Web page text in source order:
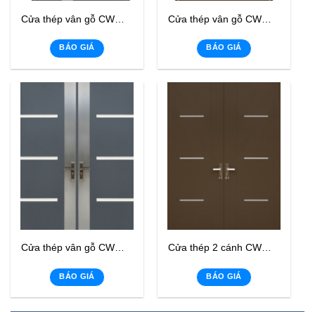
Cửa thép vân gỗ CWWL-03
BÁO GIÁ
Cửa thép vân gỗ CWWL-02
BÁO GIÁ
Cửa thép vân gỗ CWWL-04
BÁO GIÁ
Cửa thép 2 cánh CWWL-06
BÁO GIÁ